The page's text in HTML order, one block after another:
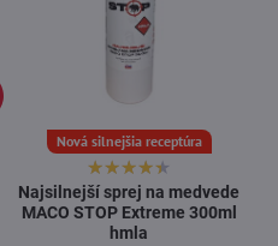
Nová silnejšia receptúra
Najsilnejší sprej na medvede
MACO STOP Extreme 300ml
hmla